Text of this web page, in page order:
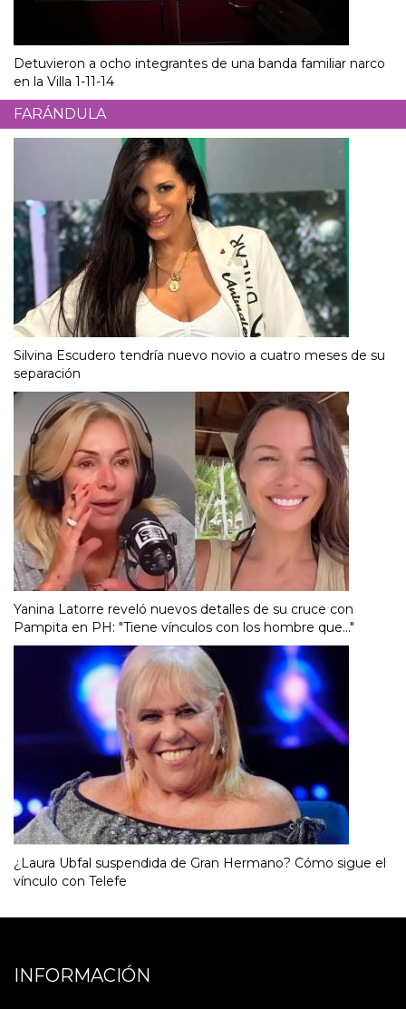
Detuvieron a ocho integrantes de una banda familiar narco
en la Villa 1-11-14
FARÁNDULA
Silvina Escudero tendría nuevo novio a cuatro meses de su
separación
Yanina Latorre reveló nuevos detalles de su cruce con
Pampita en PH: "Tiene vínculos con los hombre que..."
¿Laura Ubfal suspendida de Gran Hermano? Cómo sigue el
vínculo con Telefe
INFORMACIÓN